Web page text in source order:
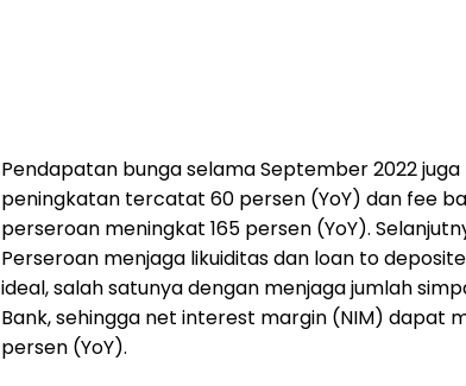
Pendapatan bunga selama September 2022
peningkatan tercatat 60 persen (YoY) dan fee
perseroan meningkat 165 persen (YoY).
Perseroan menjaga likuiditas dan loan to
ideal, salah satunya dengan menjaga jumlah
Bank, sehingga net interest margin (NIM) dapat
persen (YoY).